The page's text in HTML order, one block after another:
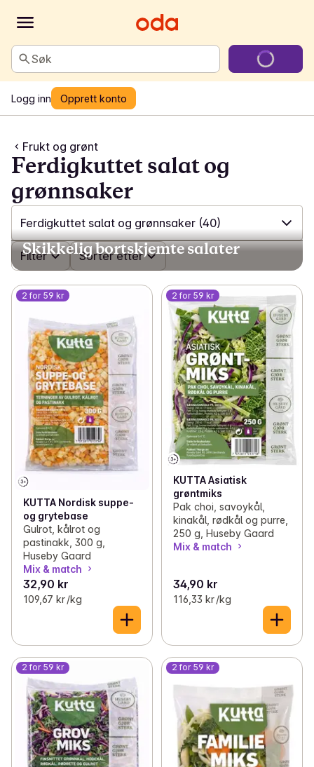
Søk
Logg inn Opprett konto
Frukt og grønt
Ferdigkuttet salat og
grønnsaker
Ferdigkuttet salat og grønnsaker (40)
✓ Alle (581)
✓ Til matpakken (11)
✓ Grønnsaker (128)
Bær (8)
Salat og kål (34)
Ferdigkuttet salat og grønnsaker(40)
✓ Økologisk frukt og grønt
✓ Urter og spirer (26)
✓ Frø, nøtter og tørket frukt (93)
✓ Hermetisert frukt og grønt
✓ Fryst frukt og grønt
Filter Sorter etter
Skikkelig bortskjemte salater
2 for 59 kr
KUTTA Nordisk suppe-
og grytebase
Gulrot, kålrot og
pastinakk, 300 g,
Huseby Gaard
Mix & match
32,90 kr
109,67 kr /kg
2 for 59 kr
KUTTA Asiatisk
grøntmiks
Pak choi, savoykål,
kinakål, rødkål og purre,
250 g, Huseby Gaard
Mix & match
34,90 kr
116,33 kr /kg
2 for 59 kr 2 for 59 kr